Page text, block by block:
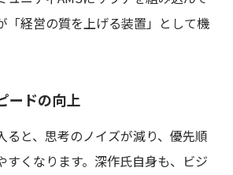
「経営の質を上げる装置」として機
ードの向上
ると、思考のノイズが減り、優先順
すくなります。深作氏自身も、ビジ